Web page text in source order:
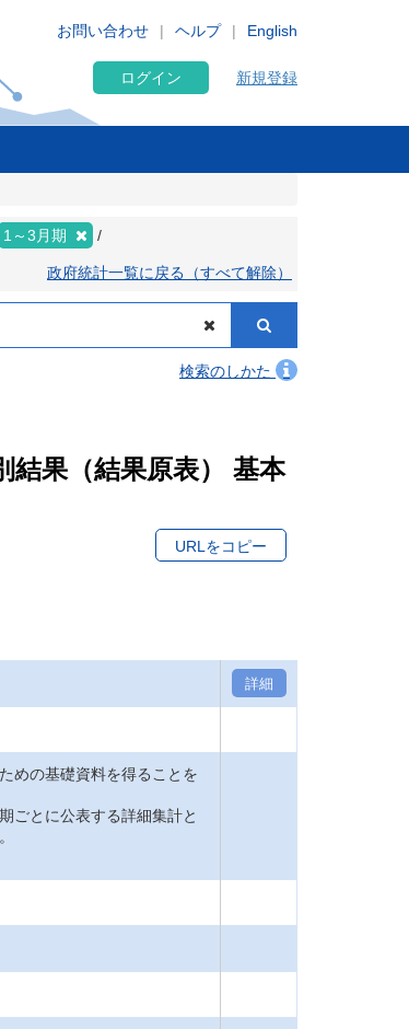
English
お問い合わせ ヘルプ
ログイン 新規登録
1～3月期
政府統計一覧に戻る（すべて解除）
検索のしかた
結果（結果原表） 基本
URLをコピー
詳細
めの基礎資料を得ることを
ごとに公表する詳細集計と